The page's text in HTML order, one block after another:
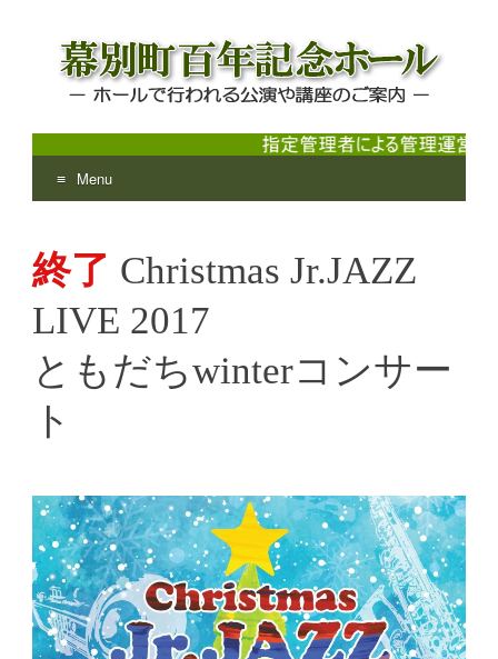
幕別町百年記念ホール
ホールで行われる公演や講座のご案内
Menu
content
終了 Christmas Jr.JAZZ
LIVE 2017
ともだちwinterコンサー
ト